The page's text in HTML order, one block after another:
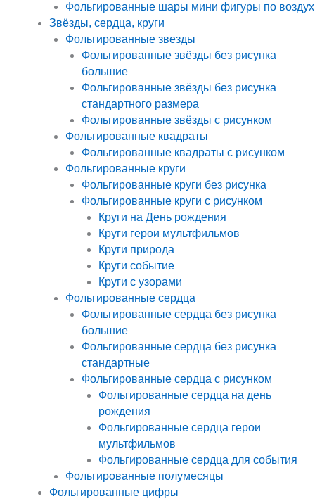
Фольгированные шары мини фигуры по воздух
Звёзды, сердца, круги
Фольгированные звезды
Фольгированные звёзды без рисунка
большие
Фольгированные звёзды без рисунка
стандартного размера
Фольгированные звёзды с рисунком
Фольгированные квадраты
Фольгированные квадраты с рисунком
Фольгированные круги
Фольгированные круги без рисунка
Фольгированные круги с рисунком
Круги на День рождения
Круги герои мультфильмов
Круги природа
Круги событие
Круги с узорами
Фольгированные сердца
Фольгированные сердца без рисунка
большие
Фольгированные сердца без рисунка
стандартные
Фольгированные сердца с рисунком
Фольгированные сердца на день
рождения
Фольгированные сердца герои
мультфильмов
Фольгированные сердца для события
Фольгированные полумесяцы
Фольгированные цифры